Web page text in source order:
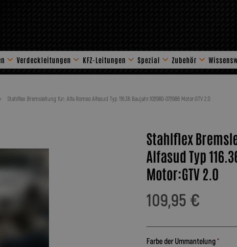
Verdeckleitungen KFZ-Leitungen Spezial Zubehör
Stahlflex Zubehör
Stahlflex Bremsleitung für: Alfa Romeo Alfasud Typ 116.36 Baujahr:10|1980-07|1986 Motor:GTV 2.0
Stahlflex
Alfasud Typ
Motor:GTV 2.0
109,95 €
Farbe der Ummantelung